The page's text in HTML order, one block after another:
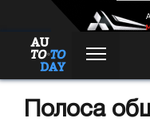
Полоса